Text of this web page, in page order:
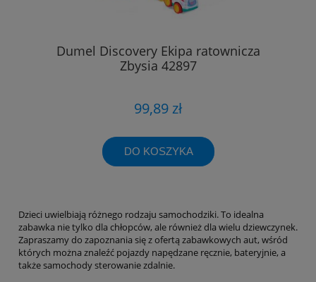
Dumel Discovery Ekipa ratownicza
Zbysia 42897
99,89 zł
DO KOSZYKA
Dzieci uwielbiają różnego rodzaju samochodziki. To idealna
zabawka nie tylko dla chłopców, ale również dla wielu dziewczynek.
Zapraszamy do zapoznania się z ofertą zabawkowych aut, wśród
których można znaleźć pojazdy napędzane ręcznie, bateryjnie, a
także samochody sterowanie zdalnie.